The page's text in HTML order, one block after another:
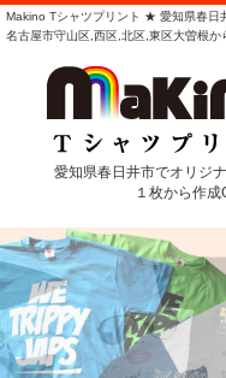
Makino Tシャツプリント ★ 愛知県春日
名古屋市守山区,西区,北区,東区大曽根か
愛知県春日井市でオリジ
１枚から作成